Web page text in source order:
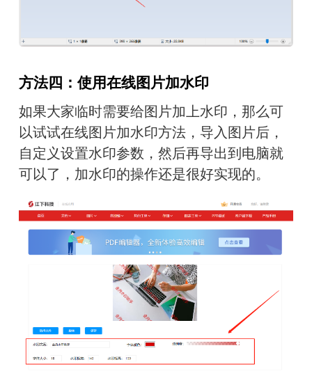
方法四：使用在线图片加水印
如果大家临时需要给图片加上水印，那么可
以试试在线图片加水印方法，导入图片后，
自定义设置水印参数，然后再导出到电脑就
可以了，加水印的操作还是很好实现的。